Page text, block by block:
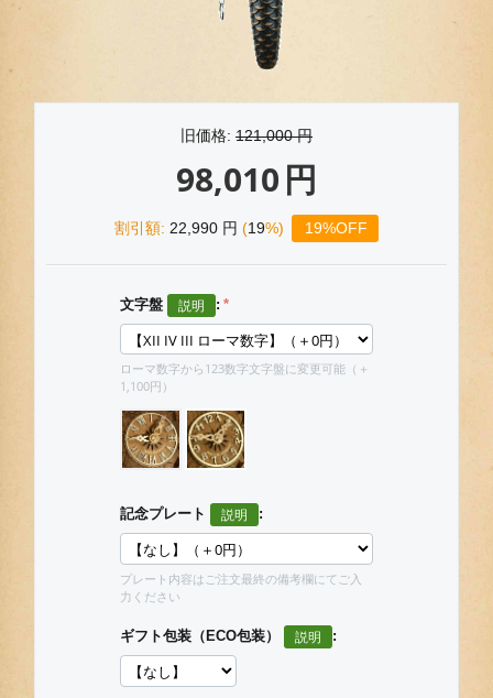
旧価格: 121,000 円
98,010円
割引額: 22,990 円 (19%) 19%OFF
文字盤 :
ローマ数字から123数字文字盤に変更可能（＋
1,100円）
記念プレート :
プレート内容はご注文最終の備考欄にてご入
力ください
ギフト包装（ECO包装） :